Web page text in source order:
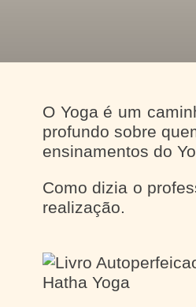
O Yoga é um
profundo sobre
ensinamentos do
Como dizia o
realização.